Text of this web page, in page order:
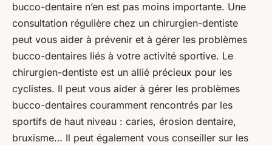
bucco-dentaire n’en est pas moins importante. Une
consultation régulière chez un chirurgien-dentiste
peut vous aider à prévenir et à gérer les problèmes
bucco-dentaires liés à votre activité sportive. Le
chirurgien-dentiste est un allié précieux pour les
cyclistes. Il peut vous aider à gérer les problèmes
bucco-dentaires couramment rencontrés par les
sportifs de haut niveau : caries, érosion dentaire,
bruxisme… Il peut également vous conseiller sur les